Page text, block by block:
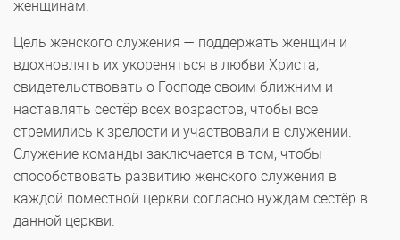
женщинам.
Цель женского служения — поддержать женщин и
вдохновлять их укореняться в любви Христа,
свидетельствовать о Господе своим ближним и
наставлять сестёр всех возрастов, чтобы все
стремились к зрелости и участвовали в служении.
Служение команды заключается в том, чтобы
способствовать развитию женского служения в
каждой поместной церкви согласно нуждам сестёр в
данной церкви.